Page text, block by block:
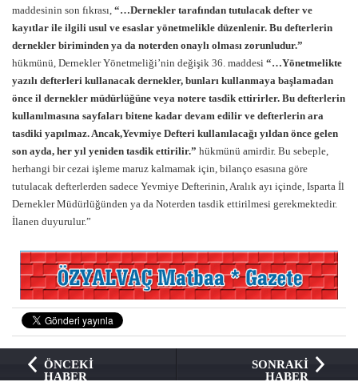
maddesinin son fıkrası, “…Dernekler tarafından tutulacak defter ve
kayıtlar ile ilgili usul ve esaslar yönetmelikle düzenlenir. Bu defterlerin
dernekler biriminden ya da noterden onaylı olması zorunludur.”
hükmünü, Dernekler Yönetmeliği’nin değişik 36. maddesi “…Yönetmelikte
yazılı defterleri kullanacak dernekler, bunları kullanmaya başlamadan
önce il dernekler müdürlüğüne veya notere tasdik ettirirler. Bu defterlerin
kullanılmasına sayfaları bitene kadar devam edilir ve defterlerin ara
tasdiki yapılmaz. Ancak,Yevmiye Defteri kullanılacağı yıldan önce gelen
son ayda, her yıl yeniden tasdik ettirilir.” hükmünü amirdir. Bu sebeple,
herhangi bir cezai işleme maruz kalmamak için, bilanço esasına göre
tutulacak defterlerden sadece Yevmiye Defterinin, Aralık ayı içinde, Isparta İl
Dernekler Müdürlüğünden ya da Noterden tasdik ettirilmesi gerekmektedir.
İlanen duyurulur.”
ÖNCEKİ
HABER
SONRAKİ
HABER